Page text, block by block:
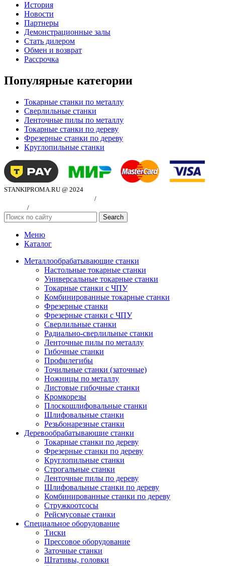
История
Новости
Партнеры
Демонстрационные залы
Стать дилером
Обмен и возврат
Рассрочка
Популярные категории
Токарные станки по металлу
Сверлильные станки
Ленточные пилы по металлу
Токарные станки по дереву
Фрезерные станки по дереву
Круглопильные станки
STANKIPROMA.RU @ 2024
/
/
Search
Меню
Каталог
Металлообрабатывающие станки
Настольные токарные станки
Универсальные токарные станки
Токарные станки с ЧПУ
Комбинированные токарные станки
Фрезерные станки
Фрезерные станки с ЧПУ
Сверлильные станки
Радиально-сверлильные станки
Ленточные пилы по металлу
Гибочные станки
Профилегибы
Точильные станки (заточные)
Ножницы по металлу
Листовые гибочные станки
Кромкорезы
Плоскошлифовальные станки
Шлифовальные станки
Резьбонарезные станки
Деревообрабатывающие станки
Токарные станки по дереву
Фрезерные станки по дереву
Круглопильные станки
Строгальные станки
Ленточные пилы по дереву
Шлифовальные станки по дереву
Комбинированные станки по дереву
Стружкоотсосы
Рейсмусовые станки
Специальное оборудование
Тиски
Прессовое оборудование
Заточные станки
Штативы, головки